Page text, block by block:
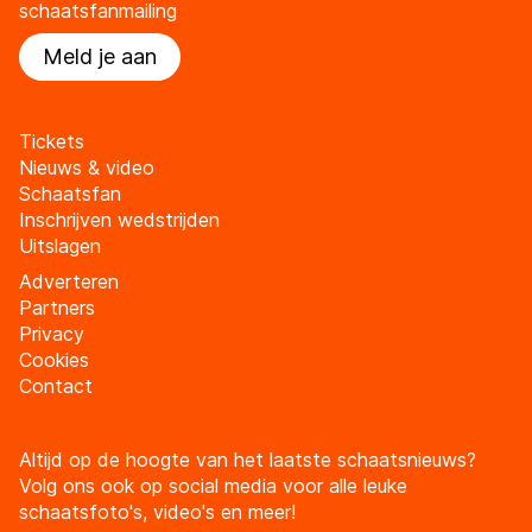
schaatsfanmailing
Meld je aan
Tickets
Nieuws & video
Schaatsfan
Inschrijven wedstrijden
Uitslagen
Adverteren
Partners
Privacy
Cookies
Contact
Altijd op de hoogte van het laatste schaatsnieuws?
Volg ons ook op social media voor alle leuke
schaatsfoto's, video's en meer!